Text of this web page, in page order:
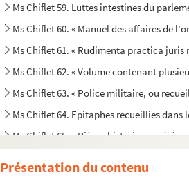
Ms Chiflet 59. Luttes intestines du
Ms Chiflet 60. « Manuel des affaires de
Ms Chiflet 61. « Rudimenta practica
Ms Chiflet 62. « Volume contenant
Ms Chiflet 63. « Police militaire, ou
Ms Chiflet 64. Epitaphes recueillies dans
Ms Chiflet 65. « Pièces historiques
Présentation du contenu